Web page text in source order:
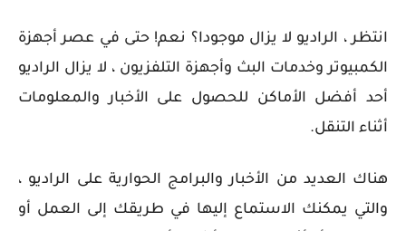
انتظر ، الراديو لا يزال موجودا؟ نعم! حتى في عصر أجهزة
الكمبيوتر وخدمات البث وأجهزة التلفزيون ، لا يزال الراديو
أحد أفضل الأماكن للحصول على الأخبار والمعلومات
أثناء التنقل.
هناك العديد من الأخبار والبرامج الحوارية على الراديو ،
والتي يمكنك الاستماع إليها في طريقك إلى العمل أو